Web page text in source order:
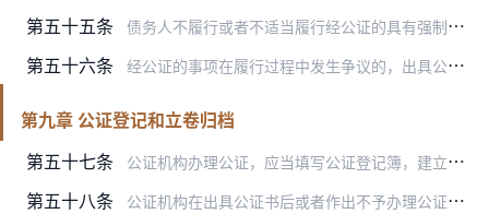
第五十五条 债务人不履行或者不适当履行经公证的具有强制执行效力的债权文书的，公证机构应当对履约情况进行核实后，依照有关规定出具执行证书。
第五十六条 经公证的事项在履行过程中发生争议的，出具公证书的公证机构可以应当事人的请求进行调解。经调解后当事人达成新的协议并申请公证的，公证机构可以办理公证；调解不成的，公…
第九章 公证登记和立卷归档
第五十七条
公证机构办理公证，应当填写公证登记簿，建立分类登记制度。
第五十八条 公证机构在出具公证书后或者作出不予办理公证、终止公证的决定后，应当依照司法部、国家档案局制定的有关公证文书立卷归档和公证档案管理的规定，由承办公证员将公证文书和…